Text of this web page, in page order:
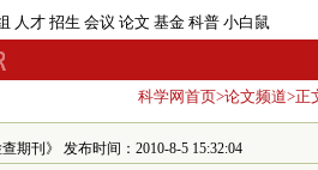
人才 招生 会议 论文 基金 科普 小白鼠
科学网首页>论文频道>正
期刊》 发布时间：2010-8-5 15:32:04